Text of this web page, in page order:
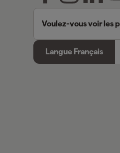
Voulez-vous voir les
Langue Français